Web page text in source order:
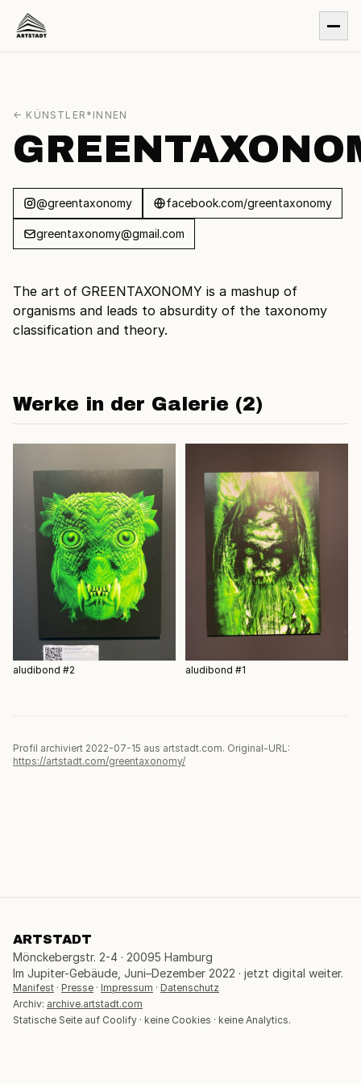
← KÜNSTLER*INNEN
@greentaxonomy facebook.com/greentaxonomy
greentaxonomy@gmail.com
The art of GREENTAXONOMY is a mashup of
organisms and leads to absurdity of the taxonomy
classification and theory.
Werke in der Galerie (2)
aludibond #2 aludibond #1
Profil archiviert 2022-07-15 aus artstadt.com. Original-URL:
https://artstadt.com/greentaxonomy/
ARTSTADT
Mönckebergstr. 2-4 · 20095 Hamburg
Im Jupiter-Gebäude, Juni–Dezember 2022 · jetzt digital weiter.
Manifest · Presse · Impressum · Datenschutz
Archiv: archive.artstadt.com
Statische Seite auf Coolify · keine Cookies · keine Analytics.